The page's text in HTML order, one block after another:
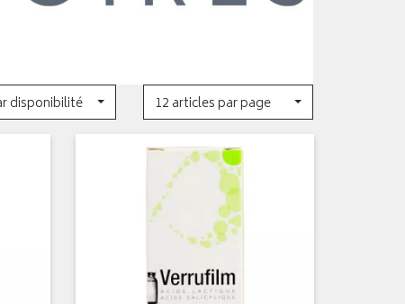
disponibilité 12 articles par page